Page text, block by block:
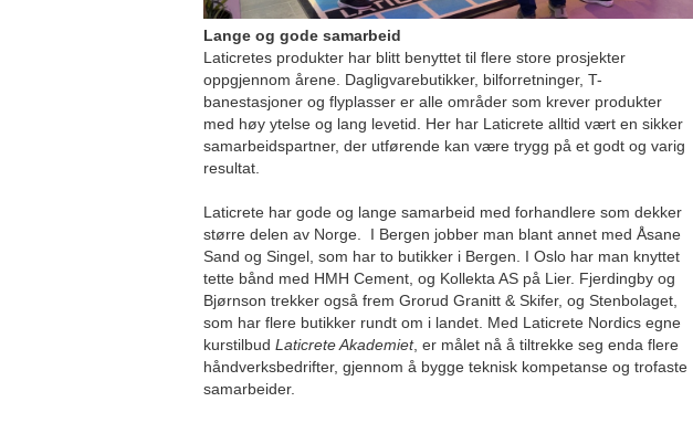
Lange og gode samarbeid
Laticretes produkter har blitt benyttet til flere store prosjekter
oppgjennom årene. Dagligvarebutikker, bilforretninger, T-
banestasjoner og flyplasser er alle områder som krever produkter
med høy ytelse og lang levetid. Her har Laticrete alltid vært en sikker
samarbeidspartner, der utførende kan være trygg på et godt og varig
resultat.
Laticrete har gode og lange samarbeid med forhandlere som dekker
større delen av Norge. I Bergen jobber man blant annet med Åsane
Sand og Singel, som har to butikker i Bergen. I Oslo har man knyttet
tette bånd med HMH Cement, og Kollekta AS på Lier. Fjerdingby og
Bjørnson trekker også frem Grorud Granitt & Skifer, og Stenbolaget,
som har flere butikker rundt om i landet. Med Laticrete Nordics egne
kurstilbud Laticrete Akademiet, er målet nå å tiltrekke seg enda flere
håndverksbedrifter, gjennom å bygge teknisk kompetanse og trofaste
samarbeider.